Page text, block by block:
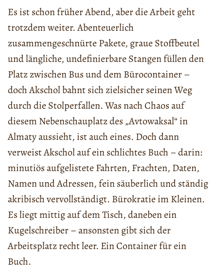
Es ist schon früher Abend, aber die Arbeit geht
trotzdem weiter. Abenteuerlich
zusammengeschnürte Pakete, graue Stoffbeutel
und längliche, undefinierbare Stangen füllen den
Platz zwischen Bus und dem Bürocontainer –
doch Akschol bahnt sich zielsicher seinen Weg
durch die Stolperfallen. Was nach Chaos auf
diesem Nebenschauplatz des „Avtowaksal“ in
Almaty aussieht, ist auch eines. Doch dann
verweist Akschol auf ein schlichtes Buch – darin:
minutiös aufgelistete Fahrten, Frachten, Daten,
Namen und Adressen, fein säuberlich und ständig
akribisch vervollständigt. Bürokratie im Kleinen.
Es liegt mittig auf dem Tisch, daneben ein
Kugelschreiber – ansonsten gibt sich der
Arbeitsplatz recht leer. Ein Container für ein
Buch.